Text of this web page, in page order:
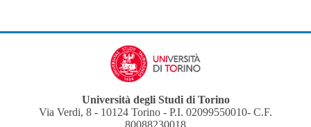
Università degli Studi di Torino
Via Verdi, 8 - 10124 Torino - P.I. 02099550010- C.F.
80088230018